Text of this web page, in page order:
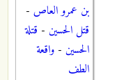
بن عمرو العاص -
قتل الحسين - قتلة
الحسين - واقعة
الطف